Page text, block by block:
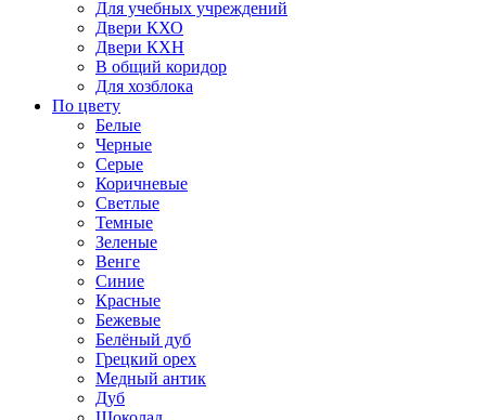
Для учебных учреждений
Двери КХО
Двери КХН
В общий коридор
Для хозблока
По цвету
Белые
Черные
Серые
Коричневые
Светлые
Темные
Зеленые
Венге
Синие
Красные
Бежевые
Белёный дуб
Грецкий орех
Медный антик
Дуб